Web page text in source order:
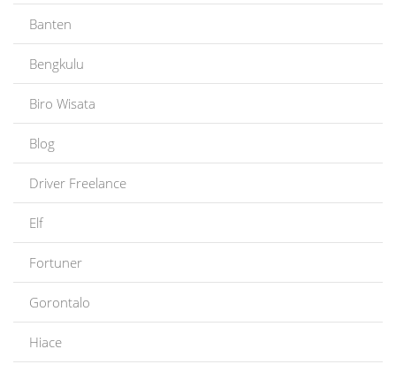
Banten
Bengkulu
Biro Wisata
Blog
Driver Freelance
Elf
Fortuner
Gorontalo
Hiace